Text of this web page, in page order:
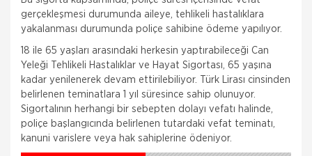
gerçekleşmesi durumunda aileye, tehlikeli hastalıklara
yakalanması durumunda poliçe sahibine ödeme yapılıyor.
18 ile 65 yaşları arasındaki herkesin yaptırabileceği Can
Yeleği Tehlikeli Hastalıklar ve Hayat Sigortası, 65 yaşına
kadar yenilenerek devam ettirilebiliyor. Türk Lirası cinsinden
belirlenen teminatlara 1 yıl süresince sahip olunuyor.
Sigortalının herhangi bir sebepten dolayı vefatı halinde,
poliçe başlangıcında belirlenen tutardaki vefat teminatı,
kanuni varislere veya hak sahiplerine ödeniyor.
Fare Kasko Kapsamında
Sigorta şirketleri ile sigortalılar arasındaki
uyuşmazlıkları çözen Sigorta Tahkim Komisyonu,
sigortalı bir aracın aksamlarının fare tarafından
kemirilmesi nedeniyle sigorta şi
Sigortix.com - Sigorta Acentelerinin
Gücü